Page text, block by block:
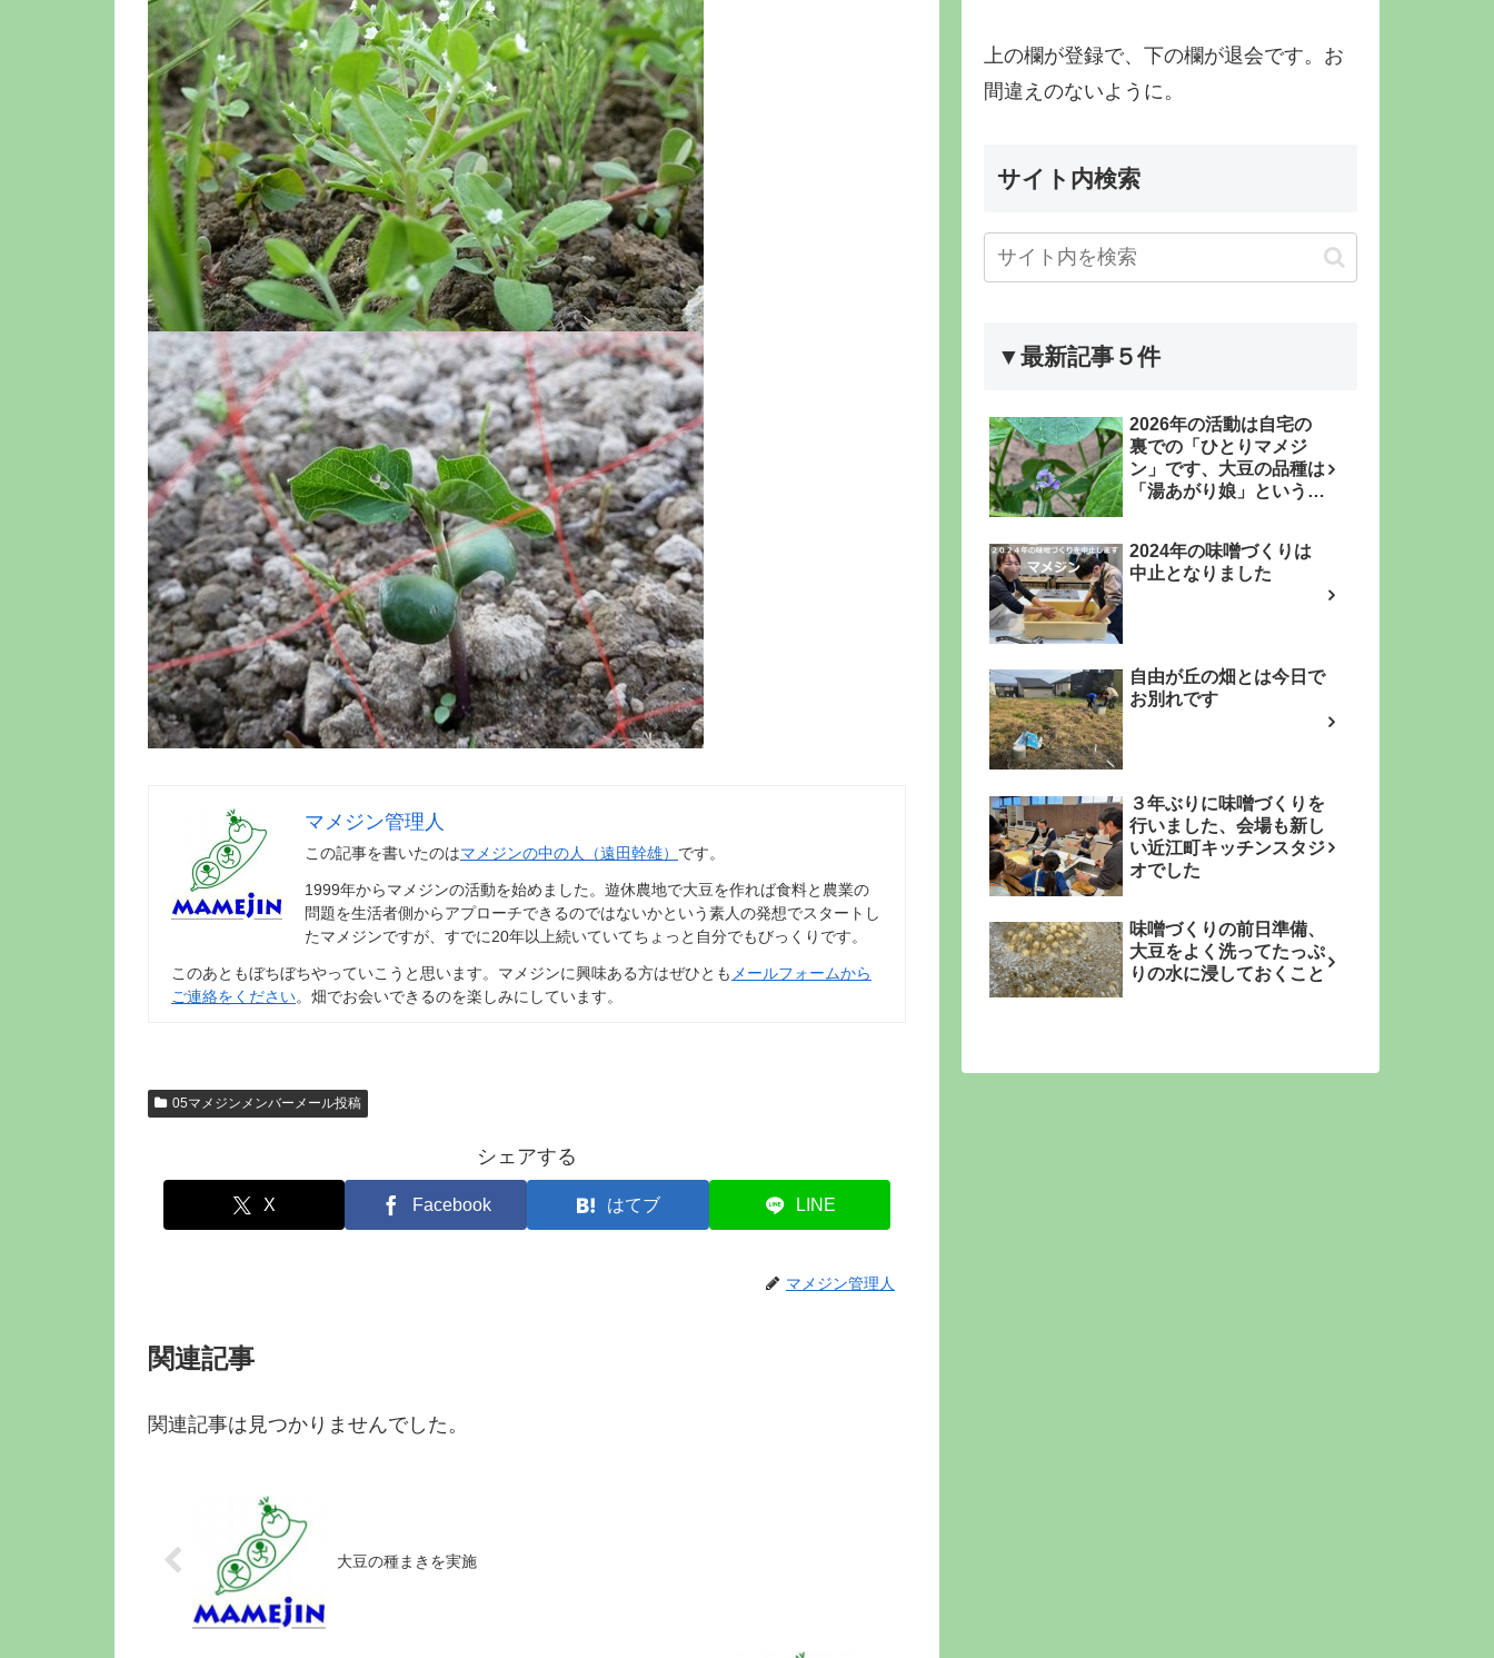
マメジン管理人
この記事を書いたのはマメジンの中の人（遠田幹雄） です。
1999年からマメジンの活動を始めました。遊休農地で大豆を作れば食料と農業の
問題を生活者側からアプローチできるのではないかという素人の発想でスタートし
たマメジンですが、すでに20年以上続いていてちょっと自分でもびっくりです。
このあともぼちぼちやっていこうと思います。マメジンに興味ある方はぜひとも メールフォームから
ご連絡をください。畑でお会いできるのを楽しみにしています。
05マメジンメンバーメール投稿
シェアする
X Facebook はてブ LINE
マメジン管理人
関連記事
関連記事は見つかりませんでした。
大豆の種まきを実施
上の欄が登録で、下の欄が退会です。お
間違えのないように。
サイト内検索
▼最新記事５件
2026年の活動は自宅の
裏での「ひとりマメジ
ン」です、大豆の品種は
「湯あがり娘」という枝
2024年の味噌づくりは
中止となりました
自由が丘の畑とは今日で
お別れです
３年ぶりに味噌づくりを
行いました、会場も新し
い近江町キッチンスタジ
オでした
味噌づくりの前日準備、
大豆をよく洗ってたっぷ
りの水に浸しておくこと